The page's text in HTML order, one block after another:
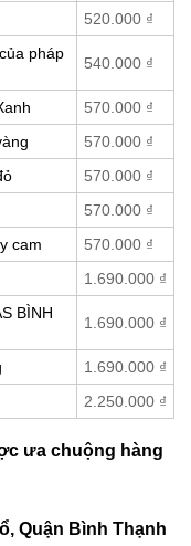
520.000 ₫
pháp
540.000 ₫
570.000 ₫
570.000 ₫
570.000 ₫
570.000 ₫
cam
570.000 ₫
1.690.000 ₫
BÌNH
1.690.000 ₫
1.690.000 ₫
2.250.000 ₫
ưa chuộng hàng
Quận Bình Thạnh